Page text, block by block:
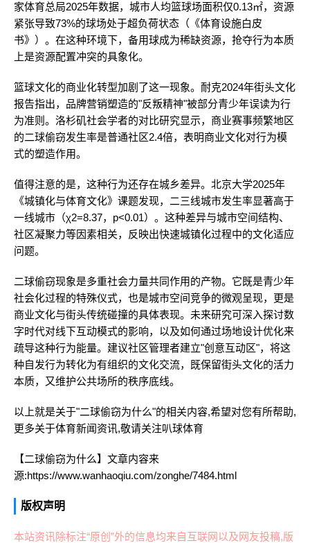
家体育总局2025年数据，城市人均篮球场面积仅0.13㎡，资源
紧张导致73%的球场处于超负荷状态（《体育设施白皮
书》）。在这种环境下，备用球成为稀缺资源，抢夺行为本质
上是资源配置冲突的具象化。
篮球文化的商业化转型加剧了这一现象。耐克2024年街头文化
报告指出，品牌营销塑造的"反叛精神"被部分青少年误读为行
为准则。洛杉矶社会学者的对比研究显示，商业赛事频繁地区
的二球偷窃发生率是普通社区2.4倍，表明商业文化对行为模
式的塑造作用。
值得注意的是，这种行为还存在城乡差异。北京大学2025年
《城镇化与体育文化》课题发现，二三线城市发生率显著高于
一线城市（χ2=8.37，p<0.01）。这种差异与城市空间结构、
社区凝聚力等因素相关，反映出快速城镇化过程中的文化适应
问题。
二球偷窃现象是多重社会力量共同作用的产物。它既是青少年
社会化过程的特殊仪式，也是城市空间竞争的微观呈现，更是
商业文化与街头传统碰撞的具体表现。未来研究可深入探讨数
字时代对线下互动模式的影响，以及如何通过场地设计优化来
疏导这种行为能量。建议社区管理者建立"创意互动区"，将这
种自发行为转化为有组织的文化交流，既保留街头文化的活力
本质，又维护公共场所的秩序底线。
以上就是关于"二球偷窃为什么"的相关内容,希望对您有所帮助,
更多关于体育新闻资讯,敬请关注叭球体育
【二球偷窃为什么】文章内容来
源:https://www.wanhaoqiu.com/zonghe/7484.html
版权声明
本站资讯除标注“原创”外的信息均来自互联网以及网友投稿,版